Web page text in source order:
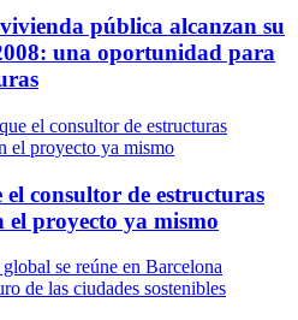
pública alcanzan su
una oportunidad para
consultor de estructuras
el proyecto ya mismo